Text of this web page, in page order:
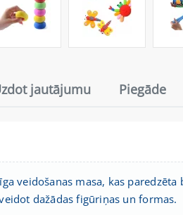
jautājumu Piegāde
veidošanas masa, kas
dažādas figūriņas un formas.